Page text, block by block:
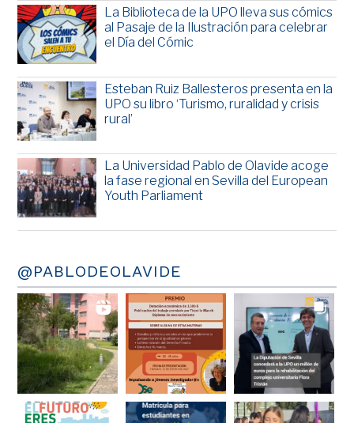
La Biblioteca de la UPO lleva sus cómics
al Pasaje de la Ilustración para celebrar
el Día del Cómic
Esteban Ruiz Ballesteros presenta en la
UPO su libro ‘Turismo, ruralidad y crisis
rural’
La Universidad Pablo de Olavide acoge
la fase regional en Sevilla del European
Youth Parliament
@PABLODEOLAVIDE